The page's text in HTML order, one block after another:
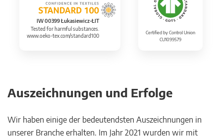
IW 00399 Łukasiewicz-ŁIT
Tested for harmful substances.
www.oeko-tex.com/standard100
Certified by Control Union
CU1099579
Auszeichnungen und Erfolge
Wir haben einige der bedeutendsten Auszeichnungen in
unserer Branche erhalten. Im Jahr 2021 wurden wir mit